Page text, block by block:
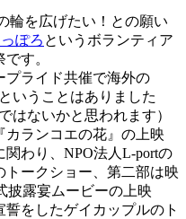
を広げたい！との願い
ぽろ というボランティア
す。
プライド共催で海外の
いうことはありました
はないかと思われます）
ランコエの花』の上映
わり、NPO法人L-portの
ークショー、第二部は映
披露宴ムービーの上映
をしたゲイカップルのト